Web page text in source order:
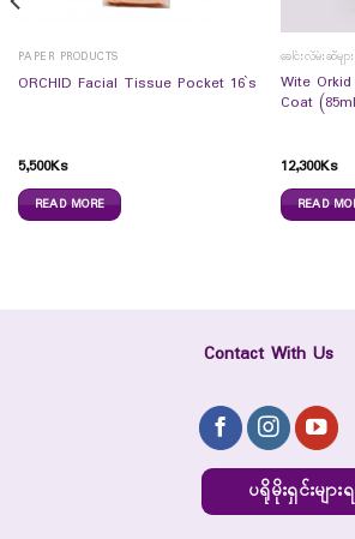
PAPER PRODUCTS
ORCHID Facial Tissue Pocket 16`s
5,500Ks
READ MORE
ခေါင်းလိမ်းဆီများ
Wite
Coat
12,300Ks
READ
Contact With Us
ပရိုမိုးရှင်းမျာ